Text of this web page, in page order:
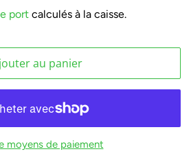
port calculés à la caisse.
au panier
moyens de paiement